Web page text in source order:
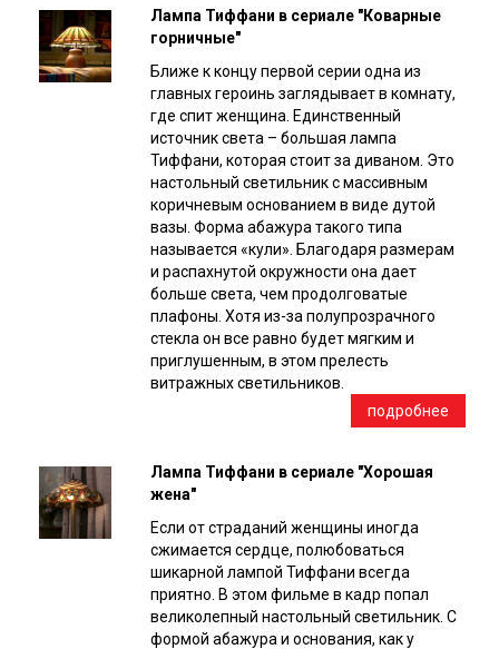
Лампа Тиффани в сериале "Коварные
горничные"
Ближе к концу первой серии одна из
главных героинь заглядывает в комнату,
где спит женщина. Единственный
источник света – большая лампа
Тиффани, которая стоит за диваном. Это
настольный светильник с массивным
коричневым основанием в виде дутой
вазы. Форма абажура такого типа
называется «кули». Благодаря размерам
и распахнутой окружности она дает
больше света, чем продолговатые
плафоны. Хотя из-за полупрозрачного
стекла он все равно будет мягким и
приглушенным, в этом прелесть
витражных светильников.
подробнее
Лампа Тиффани в сериале "Хорошая
жена"
Если от страданий женщины иногда
сжимается сердце, полюбоваться
шикарной лампой Тиффани всегда
приятно. В этом фильме в кадр попал
великолепный настольный светильник. С
формой абажура и основания, как у